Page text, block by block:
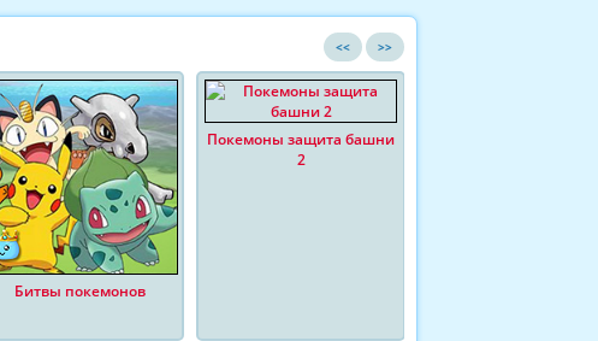
<< >>
Битвы покемонов
Покемоны защита башни
2